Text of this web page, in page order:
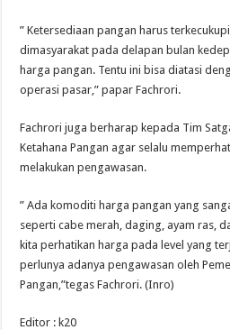
” Ketersediaan pangan harus
dimasyarakat pada delapan bulan
harga pangan. Tentu ini bisa diatasi
operasi pasar,” papar Fachrori.
Fachrori juga berharap kepada Tim
Ketahana Pangan agar selalu
melakukan pengawasan.
” Ada komoditi harga pangan yang
seperti cabe merah, daging, ayam ras,
kita perhatikan harga pada level yang
perlunya adanya pengawasan oleh
Pangan,”tegas Fachrori. (Inro)
Editor : k20